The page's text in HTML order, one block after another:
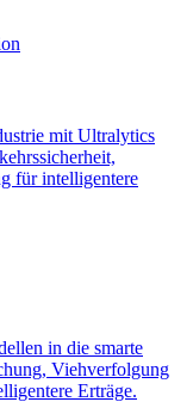
mit Ultralytics
für intelligentere
in die smarte
Viehverfolgung
Erträge.